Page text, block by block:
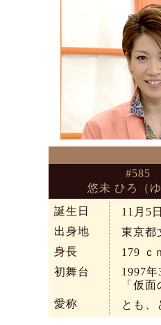
#585
悠未 ひろ（
誕生日
11月5日
出身地
東京都
身長
179 ｃ
初舞台
1997年
「仮
愛称
とも、